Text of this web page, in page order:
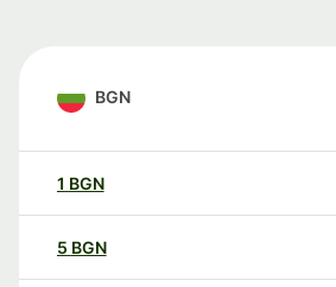
BGN
1 BGN
5 BGN